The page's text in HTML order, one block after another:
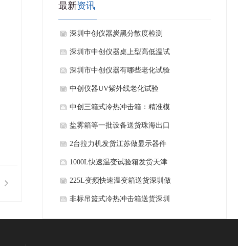
最新资讯
深圳中创仪器炭黑分散度检测
仪：测什么、有什么用
深圳市中创仪器桌上型高低温试
验箱 产品测试应用介绍
深圳市中创仪器有哪些老化试验
箱？
中创仪器UV紫外线老化试验
箱：赋能汽车行业耐候性品质检
测
中创三箱式冷热冲击箱：精准模
拟极端环境，源头厂家为您保驾
护航
盐雾箱等一批设备送货珠海出口
泰国工厂客户公司
2台拉力机发货江苏做显示器件
客户公司
1000L快速温变试验箱发货天津
老客户公司
225L变频快速温变箱送货深圳做
变压器老客户公司
非标吊篮式冷热冲击箱送货深圳
客户公司